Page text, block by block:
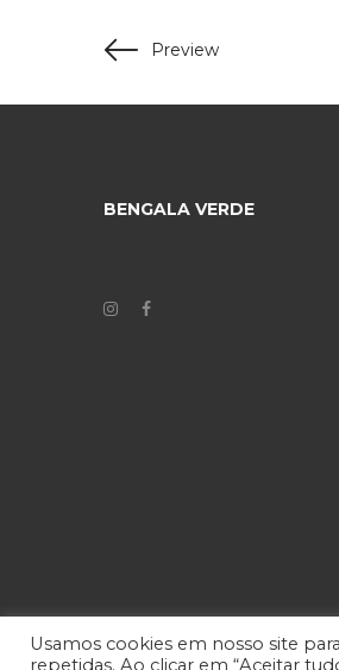
Preview
BENGALA VERDE
Usamos cookies em nosso site
repetidas. Ao clicar em “Aceitar